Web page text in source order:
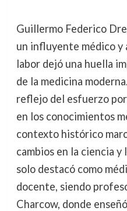
Guillermo Federico
un influyente médico y
labor dejó una huella
de la medicina
reflejo del esfuerzo
en los conocimientos
contexto histórico
cambios en la ciencia
solo destacó como
docente, siendo
Charcow, donde